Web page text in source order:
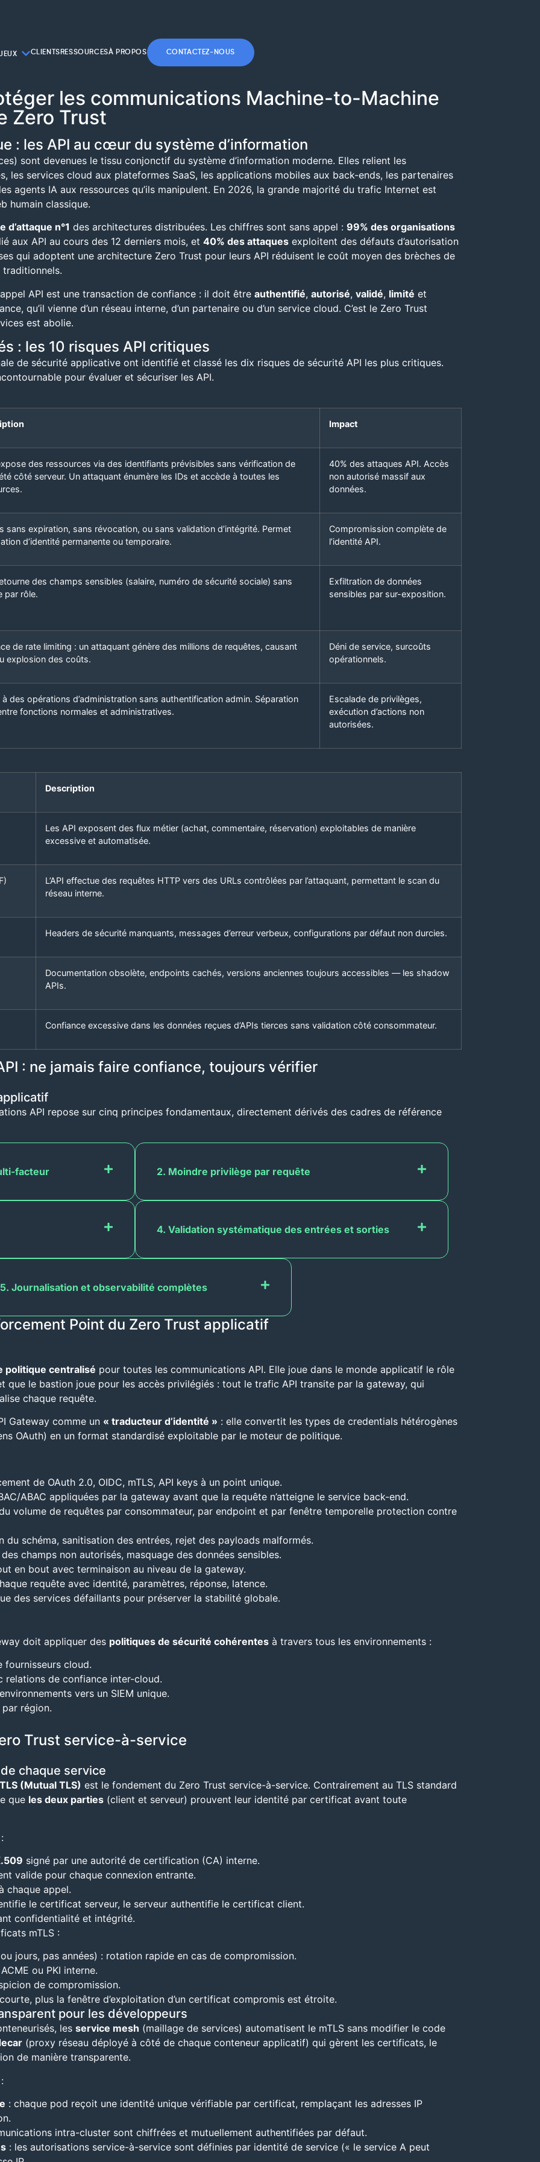
CLIENTS RESSOURCESÀ PROPOS CONTACTEZ-NOUS
les communications Machine-to-Machine
Zero Trust
: les API au cœur du système d’information
sont devenues le tissu conjonctif du système d’information moderne. Elles relient les
les services cloud aux plateformes SaaS, les applications mobiles aux back-ends, les partenaires
agents IA aux ressources qu’ils manipulent. En 2026, la grande majorité du trafic Internet est
humain classique.
d’attaque n°1 des architectures distribuées. Les chiffres sont sans appel : 99% des organisations
aux API au cours des 12 derniers mois, et 40% des attaques exploitent des défauts d’autorisation
qui adoptent une architecture Zero Trust pour leurs API réduisent le coût moyen des brèches de
API est une transaction de confiance : il doit être authentifié, autorisé, validé, limité et
qu’il vienne d’un réseau interne, d’un partenaire ou d’un service cloud. C’est le Zero Trust
est abolie.
: les 10 risques API critiques
de sécurité applicative ont identifié et classé les dix risques de sécurité API les plus critiques.
pour évaluer et sécuriser les API.
Impact
des ressources via des identifiants prévisibles sans vérification de
côté serveur. Un attaquant énumère les IDs et accède à toutes les
40% des attaques API. Accès
non autorisé massif aux
données.
sans expiration, sans révocation, ou sans validation d’intégrité. Permet
d’identité permanente ou temporaire.
Compromission complète de
l’identité API.
des champs sensibles (salaire, numéro de sécurité sociale) sans
par rôle.
Exfiltration de données
sensibles par sur-exposition.
de rate limiting : un attaquant génère des millions de requêtes, causant
explosion des coûts.
Déni de service, surcoûts
opérationnels.
des opérations d’administration sans authentification admin. Séparation
fonctions normales et administratives.
Escalade de privilèges,
exécution d’actions non
autorisées.
Description
Les API exposent des flux métier (achat, commentaire, réservation) exploitables de manière
excessive et automatisée.
L’API effectue des requêtes HTTP vers des URLs contrôlées par l’attaquant, permettant le scan du
réseau interne.
Headers de sécurité manquants, messages d’erreur verbeux, configurations par défaut non durcies.
Documentation obsolète, endpoints cachés, versions anciennes toujours accessibles — les shadow
APIs.
Confiance excessive dans les données reçues d’APIs tierces sans validation côté consommateur.
: ne jamais faire confiance, toujours vérifier
API repose sur cinq principes fondamentaux, directement dérivés des cadres de référence
facteur 2. Moindre privilège par requête
4. Validation systématique des entrées et sorties
5. Journalisation et observabilité complètes
Point du Zero Trust applicatif
politique centralisé pour toutes les communications API. Elle joue dans le monde applicatif le rôle
que le bastion joue pour les accès privilégiés : tout le trafic API transite par la gateway, qui
chaque requête.
Gateway comme un « traducteur d’identité » : elle convertit les types de credentials hétérogènes
OAuth) en un format standardisé exploitable par le moteur de politique.
de OAuth 2.0, OIDC, mTLS, API keys à un point unique.
ABAC appliquées par la gateway avant que la requête n’atteigne le service back-end.
volume de requêtes par consommateur, par endpoint et par fenêtre temporelle protection contre
schéma, sanitisation des entrées, rejet des payloads malformés.
champs non autorisés, masquage des données sensibles.
en bout avec terminaison au niveau de la gateway.
requête avec identité, paramètres, réponse, latence.
des services défaillants pour préserver la stabilité globale.
doit appliquer des politiques de sécurité cohérentes à travers tous les environnements :
fournisseurs cloud.
relations de confiance inter-cloud.
vers un SIEM unique.
région.
Trust service-à-service
chaque service
(Mutual TLS) est le fondement du Zero Trust service-à-service. Contrairement au TLS standard
que les deux parties (client et serveur) prouvent leur identité par certificat avant toute
signé par une autorité de certification (CA) interne.
valide pour chaque connexion entrante.
chaque appel.
le certificat serveur, le serveur authentifie le certificat client.
confidentialité et intégrité.
mTLS :
jours, pas années) : rotation rapide en cas de compromission.
ou PKI interne.
de compromission.
plus la fenêtre d’exploitation d’un certificat compromis est étroite.
pour les développeurs
les service mesh (maillage de services) automatisent le mTLS sans modifier le code
(proxy réseau déployé à côté de chaque conteneur applicatif) qui gèrent les certificats, le
de manière transparente.
: chaque pod reçoit une identité unique vérifiable par certificat, remplaçant les adresses IP
intra-cluster sont chiffrées et mutuellement authentifiées par défaut.
: les autorisations service-à-service sont définies par identité de service (« le service A peut